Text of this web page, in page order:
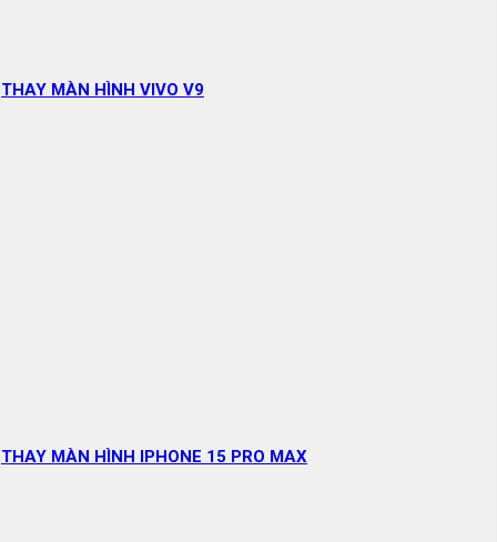
THAY MÀN HÌNH VIVO V9
THAY MÀN HÌNH IPHONE 15 PRO MAX